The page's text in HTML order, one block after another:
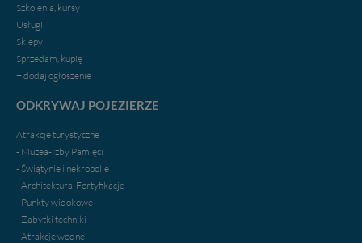
Szkolenia, kursy
Usługi
Sklepy
Sprzedam, kupię
+ dodaj ogłoszenie
ODKRYWAJ POJEZIERZE
Atrakcje turystyczne
- Muzea-Izby Pamięci
- Świątynie i nekropolie
- Architektura-Fortyfikacje
- Punkty widokowe
- Zabytki techniki
- Atrakcje wodne
Lokalne Karol Soberski, z siedzibą w Gnieźnie, na os.
za pośrednictwem tej
W każdej chwili możesz: zażądać dostępu do swoich
zabronić ich przetwarzania. Pamiętaj jednak, że nie
praw w odniesieniu do informacji zawartych w plikach
cookies. Twoja przeglądarka umożliwia Ci skasowanie
tych plików - w pewnych przypadkach nie możemy tego
zrobić za Ciebie.
Dziękujemy.
Pojezierze Gnieźnieńskie - odkrywaj i wypoczywaj...